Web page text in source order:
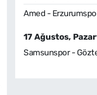
Amed -
17 Ağustos,
Samsunspor -